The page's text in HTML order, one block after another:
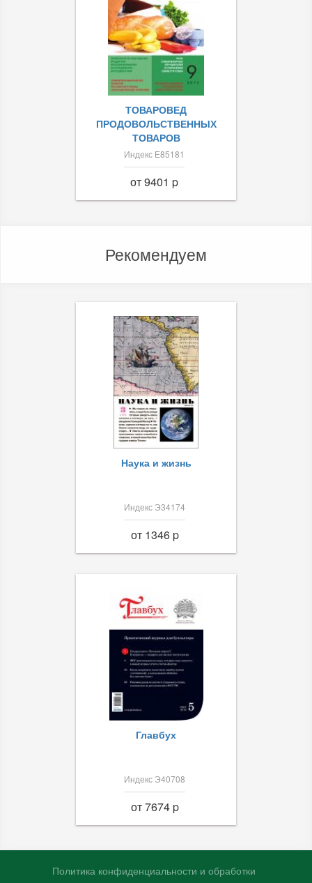
ТОВАРОВЕД
ПРОДОВОЛЬСТВЕННЫХ
ТОВАРОВ
Индекс Е85181
от 9401 p
Рекомендуем
Наука и жизнь
Индекс Э34174
от 1346 p
Главбух
Индекс Э40708
от 7674 p
Политика конфиденциальности и обработки